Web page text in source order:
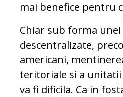
mai benefice pentru
Chiar sub forma
descentralizate,
americani,
teritoriale si a
va fi dificila. Ca in